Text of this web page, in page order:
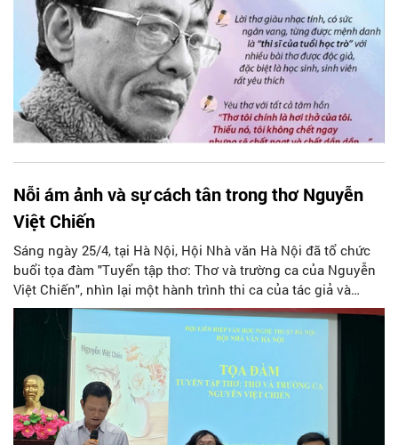
Nỗi ám ảnh và sự cách tân trong thơ Nguyễn
Việt Chiến
Sáng ngày 25/4, tại Hà Nội, Hội Nhà văn Hà Nội đã tổ chức
buổi tọa đàm "Tuyển tập thơ: Thơ và trường ca của Nguyễn
Việt Chiến", nhìn lại một hành trình thi ca của tác giả và
khẳng định những giá trị đặc sắc trong tác phẩm đối với nền
thơ ca đương đại của Việt Nam.